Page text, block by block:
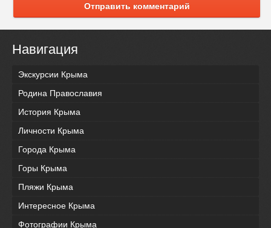
Отправить комментарий
Навигация
Экскурсии Крыма
Родина Православия
История Крыма
Личности Крыма
Города Крыма
Горы Крыма
Пляжи Крыма
Интересное Крыма
Фотографии Крыма